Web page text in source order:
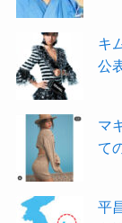
キ
公
マ
て
平